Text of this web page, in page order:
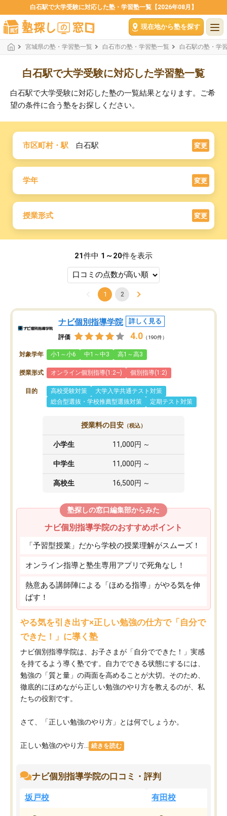
白石駅で大学受験に対応した塾・学習塾一覧【2026年08月】
現在地から塾を探す
宮城県の塾・学習塾一覧 白石市の塾・学習塾一覧 白石駅の塾・学
白石駅で大学受験に対応した学習塾一覧
白石駅で大学受験に対応した塾の一覧結果となります。ご希
望の条件に合う塾をお探しください。
市区町村・駅 白石駅 変更
学年 変更
授業形式 変更
21件中 1～20件を表示
1 2
ナビ個別指導学院 詳しく見る
評価 4.0 （190件）
対象学年 小1～小6 中1～中3 高1～高3
授業形式 オンライン個別指導(1:2~) 個別指導(1:2)
目的 高校受験対策
大学入学共通テスト対策
総合型選抜・学校推薦型選抜対策
定期テスト対策
授業料の目安 （税込）
小学生 11,000円 ～
中学生 11,000円 ～
高校生 16,500円 ～
塾探しの窓口編集部からみた
ナビ個別指導学院のおすすめポイント
「予習型授業」だから学校の授業理解がスムーズ！
オンライン指導と塾生専用アプリで死角なし！
熱意ある講師陣による「ほめる指導」がやる気を伸
ばす！
やる気を引き出す×正しい勉強の仕方で「自分で
できた！」に導く塾
ナビ個別指導学院は、お子さまが「自分でできた！」実感
を持てるよう導く塾です。自力でできる状態にするには、
勉強の「質と量」の両面を高めることが大切。そのため、
徹底的にほめながら正しい勉強のやり方を教えるのが、私
たちの役割です。
さて、「正しい勉強のやり方」とは何でしょうか。
正しい勉強のやり方... 続きを読む
ナビ個別指導学院の口コミ・評判
坂戸校 有田校